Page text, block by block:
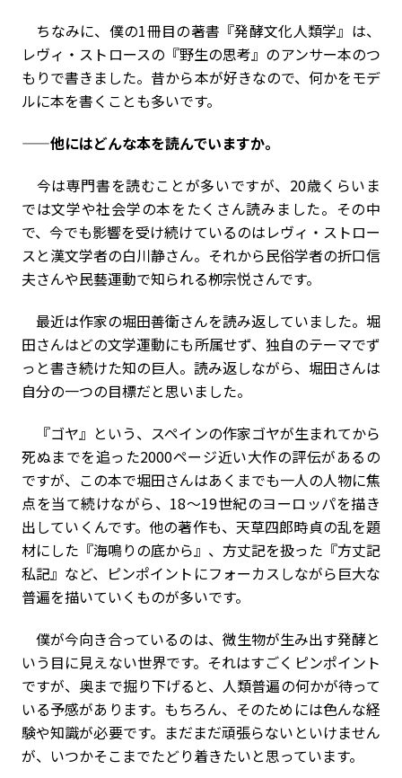
ちなみに、僕の1冊目の著書『発酵文化人類学』は、
レヴィ・ストロースの『野生の思考』のアンサー本のつ
もりで書きました。昔から本が好きなので、何かをモデ
ルに本を書くことも多いです。
——他にはどんな本を読んでいますか。
今は専門書を読むことが多いですが、20歳くらいま
では文学や社会学の本をたくさん読みました。その中
で、今でも影響を受け続けているのはレヴィ・ストロー
スと漢文学者の白川静さん。それから民俗学者の折口信
夫さんや民藝運動で知られる栁宗悦さんです。
最近は作家の堀田善衛さんを読み返していました。堀
田さんはどの文学運動にも所属せず、独自のテーマでず
っと書き続けた知の巨人。読み返しながら、堀田さんは
自分の一つの目標だと思いました。
『ゴヤ』という、スペインの作家ゴヤが生まれてから
死ぬまでを追った2000ページ近い大作の評伝があるの
ですが、この本で堀田さんはあくまでも一人の人物に焦
点を当て続けながら、18〜19世紀のヨーロッパを描き
出していくんです。他の著作も、天草四郎時貞の乱を題
材にした『海鳴りの底から』、方丈記を扱った『方丈記
私記』など、ピンポイントにフォーカスしながら巨大な
普遍を描いていくものが多いです。
僕が今向き合っているのは、微生物が生み出す発酵と
いう目に見えない世界です。それはすごくピンポイント
ですが、奥まで掘り下げると、人類普遍の何かが待って
いる予感があります。もちろん、そのためには色んな経
験や知識が必要です。まだまだ頑張らないといけません
が、いつかそこまでたどり着きたいと思っています。